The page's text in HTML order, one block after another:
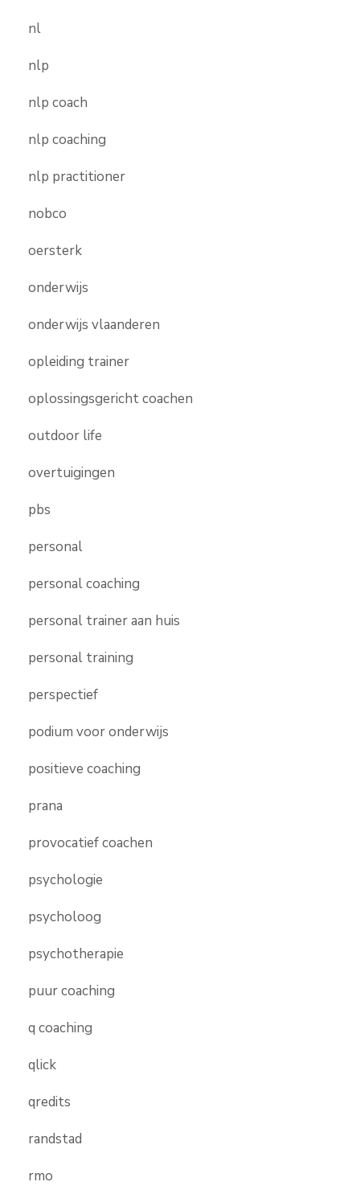
nl
nlp
nlp coach
nlp coaching
nlp practitioner
nobco
oersterk
onderwijs
onderwijs vlaanderen
opleiding trainer
oplossingsgericht coachen
outdoor life
overtuigingen
pbs
personal
personal coaching
personal trainer aan huis
personal training
perspectief
podium voor onderwijs
positieve coaching
prana
provocatief coachen
psychologie
psycholoog
psychotherapie
puur coaching
q coaching
qlick
qredits
randstad
rmo